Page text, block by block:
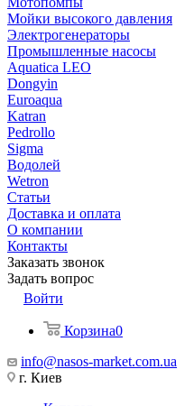
Мойки высокого давления
Электрогенераторы
Промышленные насосы
Aquatica LEO
Dongyin
Euroaqua
Katran
Pedrollo
Sigma
Водолей
Wetron
Статьи
Доставка и оплата
О компании
Контакты
Заказать звонок
Задать вопрос
Войти
Корзина0
info@nasos-market.com.ua
г. Киев